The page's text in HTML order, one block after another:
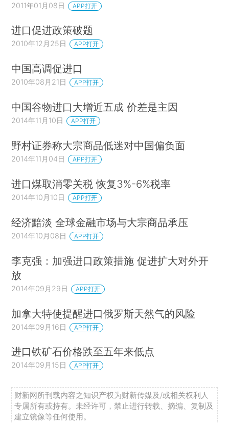
2011年01月08日 APP打开
进口促进政策破题
2010年12月25日 APP打开
中国高调促进口
2010年08月21日 APP打开
中国谷物进口大增近五成 价差是主因
2014年11月10日 APP打开
野村证券称大宗商品低迷对中国偏负面
2014年11月04日 APP打开
进口煤取消零关税 恢复3%-6%税率
2014年10月10日 APP打开
经济黯淡 全球金融市场与大宗商品承压
2014年10月08日 APP打开
李克强：加强进口政策措施 促进扩大对外开
放
2014年09月29日 APP打开
加拿大特使提醒进口俄罗斯天然气的风险
2014年09月16日 APP打开
进口铁矿石价格跌至五年来低点
2014年09月15日 APP打开
财新网所刊载内容之知识产权为财新传媒及/或相关权利人
专属所有或持有。未经许可，禁止进行转载、摘编、复制及
建立镜像等任何使用。